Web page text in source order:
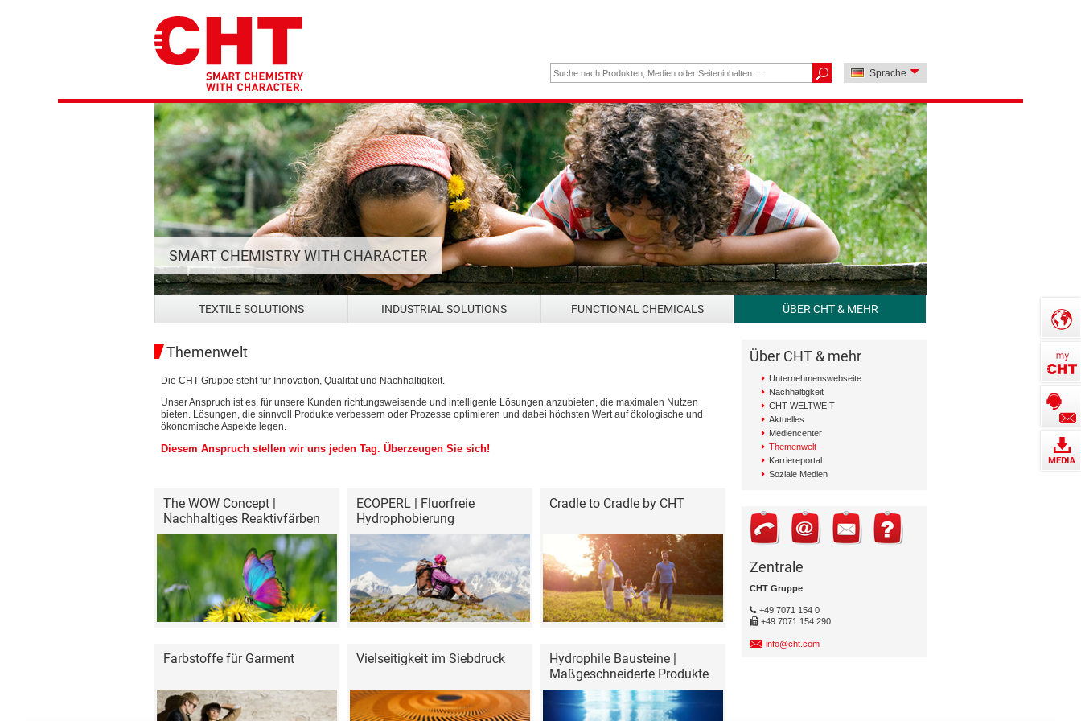
Sprache
SMART CHEMISTRY WITH CHARACTER
TEXTILE SOLUTIONS INDUSTRIAL SOLUTIONS FUNCTIONAL CHEMICALS ÜBER CHT & MEHR
Themenwelt
Die CHT Gruppe steht für Innovation, Qualität und Nachhaltigkeit.
Unser Anspruch ist es, für unsere Kunden richtungsweisende und intelligente Lösungen anzubieten, die maximalen Nutzen
bieten. Lösungen, die sinnvoll Produkte verbessern oder Prozesse optimieren und dabei höchsten Wert auf ökologische und
ökonomische Aspekte legen.
Diesem Anspruch stellen wir uns jeden Tag. Überzeugen Sie sich!
The WOW Concept |
Nachhaltiges Reaktivfärben
ECOPERL | Fluorfreie
Hydrophobierung
Cradle to Cradle by CHT
Farbstoffe für Garment Vielseitigkeit im Siebdruck
Hydrophile Bausteine |
Maßgeschneiderte Produkte
Über CHT & mehr
Unternehmenswebseite
Nachhaltigkeit
CHT WELTWEIT
Aktuelles
Mediencenter
Themenwelt
Karriereportal
Soziale Medien
Zentrale
CHT Gruppe
+49 7071 154 0
+49 7071 154 290
info@cht.com